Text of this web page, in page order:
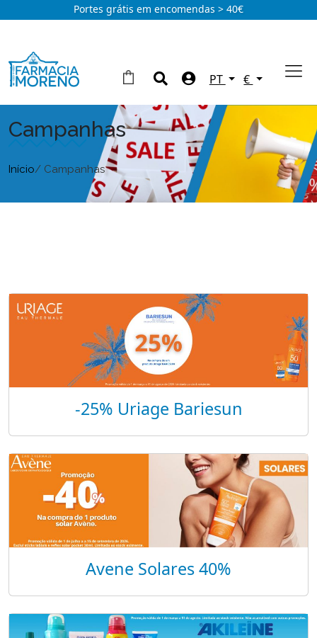
Portes grátis em encomendas > 40€
PT €
Campanhas
Início/ Campanhas
-25% Uriage Bariesun
Avene Solares 40%